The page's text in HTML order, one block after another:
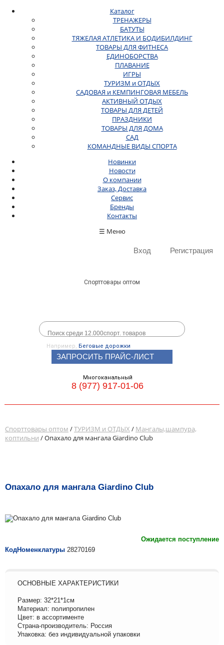
Каталог
ТРЕНАЖЕРЫ
БАТУТЫ
ТЯЖЕЛАЯ АТЛЕТИКА И БОДИБИЛДИНГ
ТОВАРЫ ДЛЯ ФИТНЕСА
ЕДИНОБОРСТВА
ПЛАВАНИЕ
ИГРЫ
ТУРИЗМ и ОТДЫХ
САДОВАЯ и КЕМПИНГОВАЯ МЕБЕЛЬ
АКТИВНЫЙ ОТДЫХ
ТОВАРЫ ДЛЯ ДЕТЕЙ
ПРАЗДНИКИ
ТОВАРЫ ДЛЯ ДОМА
САД
КОМАНДНЫЕ ВИДЫ СПОРТА
Новинки
Новости
О компании
Заказ, Доставка
Сервис
Бренды
Контакты
☰ Меню
Вход Регистрация
Спорттовары оптом
Например, Беговые дорожки
ЗАПРОСИТЬ ПРАЙС-ЛИСТ
Многоканальный
8 (977) 917-01-06
Спорттовары оптом /ТУРИЗМ и ОТДЫХ / Мангалы,шампура,
коптильни / Опахало для мангала Giardino Club
Опахало для мангала Giardino Club
Ожидается поступление
КодНоменклатуры 28270169
ОСНОВНЫЕ ХАРАКТЕРИСТИКИ
Размер: 32*21*1см
Материал: полипропилен
Цвет: в ассортименте
Страна-производитель: Россия
Упаковка: без индивидуальной упаковки